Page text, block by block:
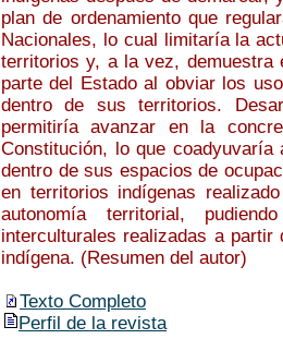
plan de ordenamiento que
Nacionales, lo cual limitaría la
territorios y, a la vez, demuestra
parte del Estado al obviar los
dentro de sus territorios.
permitiría avanzar en la
Constitución, lo que
dentro de sus espacios de
en territorios indígenas
autonomía territorial,
interculturales realizadas a
indígena. (Resumen del autor)
Texto Completo
Perfil de la revista